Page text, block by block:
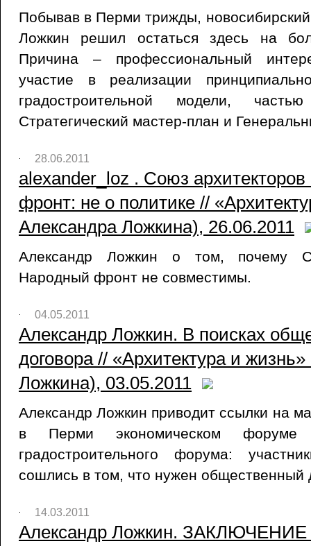
Побывав в Перми трижды,
Ложкин решил остаться здесь на
Причина – профессиональный
участие в реализации
градостроительной модели,
Стратегический мастер-план и
28.06.2011
alexander_loz . Союз
фронт: не о политике //
Александра Ложкина), 26.06.2011
Александр Ложкин о том, почему
Народный фронт не совместимы.
04.05.2011
Александр Ложкин. В поисках
договора // «Архитектура и
Ложкина), 03.05.2011
Александр Ложкин приводит ссылки на
в Перми экономическом
градостроительного форума:
сошлись в том, что нужен общественный
14.03.2011
Александр Ложкин.